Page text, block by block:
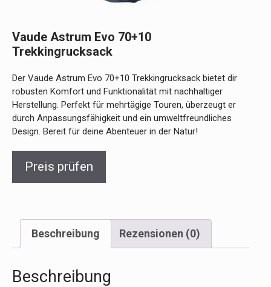
Vaude Astrum Evo 70+10
Trekkingrucksack
Der Vaude Astrum Evo 70+10 Trekkingrucksack bietet dir
robusten Komfort und Funktionalität mit nachhaltiger
Herstellung. Perfekt für mehrtägige Touren, überzeugt er
durch Anpassungsfähigkeit und ein umweltfreundliches
Design. Bereit für deine Abenteuer in der Natur!
Preis prüfen
Beschreibung Rezensionen (0)
Beschreibung